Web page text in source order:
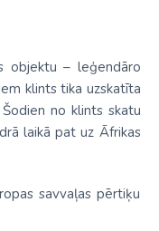
objektu – leģendāro
klints tika uzskatīta
no klints skatu
laikā pat uz Āfrikas
savvaļas pērtiķu